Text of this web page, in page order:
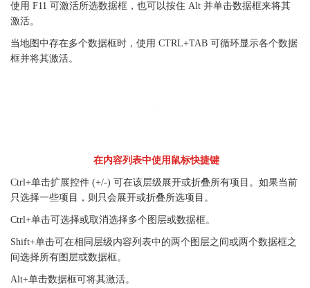
使用 F11 可激活所选数据框，也可以按住 Alt 并单击数据框来将其
激活。
当地图中存在多个数据框时，使用 CTRL+TAB 可循环显示各个数据
框并将其激活。
在内容列表中使用鼠标快捷键
Ctrl+单击扩展控件 (+/-) 可在该层级展开或折叠所有项目。如果当前
只选择一些项目，则只会展开或折叠所选项目。
Ctrl+单击可选择或取消选择多个图层或数据框。
Shift+单击可在相同层级内容列表中的两个图层之间或两个数据框之
间选择所有图层或数据框。
Alt+单击数据框可将其激活。